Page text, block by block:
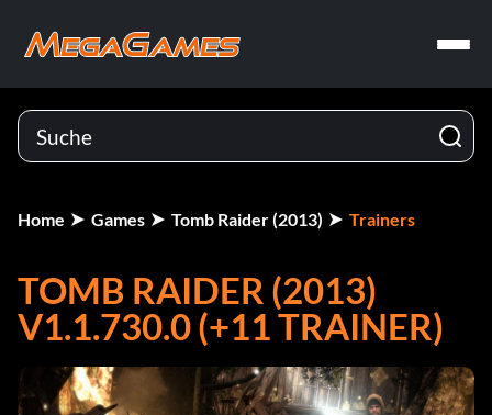
Home Games Tomb Raider (2013) Trainers
TOMB RAIDER (2013)
V1.1.730.0 (+11 TRAINER)